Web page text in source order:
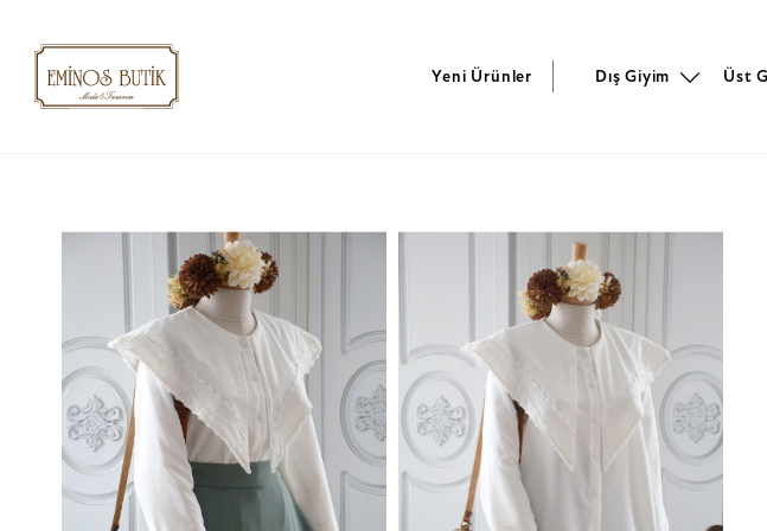
Yeni Ürünler Dış Giyim Üst